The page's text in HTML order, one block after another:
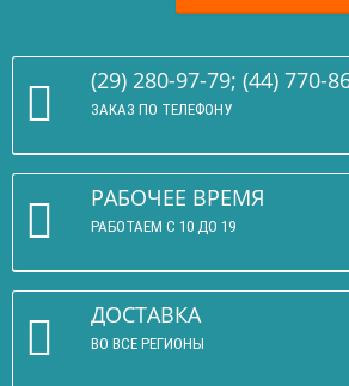
(29) 280-97-79; (44) 770-
ЗАКАЗ ПО ТЕЛЕФОНУ
РАБОЧЕЕ ВРЕМЯ
РАБОТАЕМ С 10 ДО 19
ДОСТАВКА
ВО ВСЕ РЕГИОНЫ